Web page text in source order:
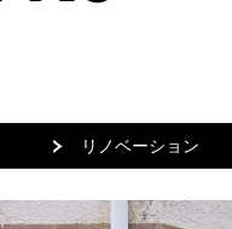
リノベーション